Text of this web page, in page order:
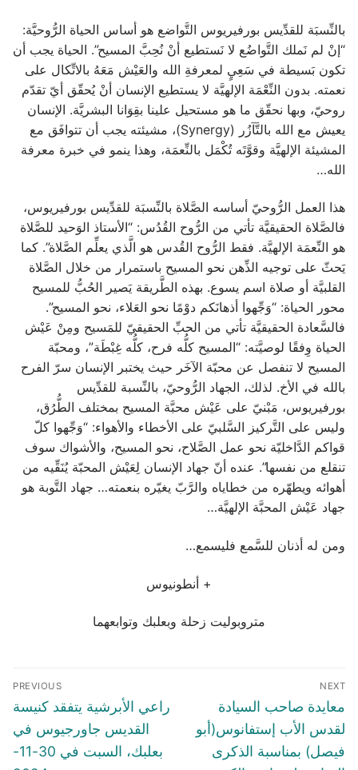
بالنِّسبَة للقدِّيس بورفيريوس التَّواضع هو أساس الحياة الرُّوحيَّة:
“إنْ لم نَملك التَّواضُع لا نَستطيع أنْ نُحِبَّ المسيح”. الحياة يجب أن
تكون بَسيطة في سَعِيٍ لمعرفةِ الله والعَيْش مَعَهُ بالاتِّكال على
نعمته. بدون النِّعْمَة الإلهيَّة لا يستطيع الإنسان أنْ يُحقّق أيّ تقدّم
روحيّ، وبها نحقّق ما هو مستحيل علينا بقِوَانا البشريَّة. الإنسان
يعيش مع الله بالتَّآزُر (Synergy)، مشيئته يجب أن تتوافَق مع
المشيئة الإلهيَّة وقوَّتَه تُكْمَل بالنِّعمَة، وهذا ينمو في خبرة معرفة
الله…
هذا العمل الرُّوحيّ أساسه الصَّلاة بالنِّسبَة للقدِّيس بورفيريوس،
فالصَّلاة الحقيقيَّة تأتي من الرُّوح القُدُس: “الأستاذ الوَحيد للصَّلاة
هو النِّعمَة الإلهيَّة. فقط الرُّوح القُدس هو الَّذي يعلِّم الصَّلاة”. كما
يَحثّ على توجيه الذِّهن نحو المسيح باستمرار من خلال الصَّلاة
القلبيَّة أو صلاة اسم يسوع. بهذه الطَّريقة يَصير الحُبُّ للمسيح
محور الحياة: “وَجِّهوا أذهانَكم دوْمًا نحو العَلاء، نحو المسيح”.
فالسَّعادة الحقيقيَّة تأتي من الحبِّ الحقيقيّ للمَسيح ومِنْ عَيْش
الحياة وِفقًا لوصيَّته: “المسيح كلُّه فرح، كلُّه غِبْطَة”، ومحبّة
المسيح لا تنفصل عن محبّة الآخَر حيث يختبر الإنسان سرّ الفرح
بالله في الأخ. لذلك، الجهاد الرُّوحيّ، بالنِّسبة للقدِّيس
بورفيريوس، مَبْنيّ على عَيْش محبَّة المسيح بمختلف الطُّرُق،
وليس على التَّركيز السَّلبيّ على الأخطاء والأهواء: “وَجِّهوا كلّ
قواكم الدَّاخليّة نحو عمل الصَّلاح، نحو المسيح، والأشواك سوف
تنقلع من نفسها”. عنده أنّ جهاد الإنسان لِعَيْش المحبّة يُنَقِّيه من
أهوائه ويطهّره من خطاياه والرَّبّ يغيّره بنعمته… جهاد التَّوبة هو
جهاد عَيْش المحبَّة الإلهيَّة…
ومن له أذنان للسَّمع فليسمع…
+ أنطونيوس
متروبوليت زحلة وبعلبك وتوابعهما
Post
navigation
PREVIOUS
Previous
post:
راعي الأبرشية يتفقد كنيسة
القديس جاورجيوس في
بعلبك، السبت في 30-11-
NEXT
Next
post:
معايدة صاحب السيادة
لقدس الأب إستفانوس(أبو
فيصل) بمناسبة الذكرى